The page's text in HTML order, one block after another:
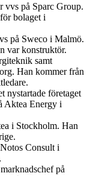
vvs på Sparc Group.
bolaget i
på Sweco i Malmö.
var konstruktör.
samt
Han kommer från
nystartade företaget
Aktea Energy i
i Stockholm. Han
Consult i
på